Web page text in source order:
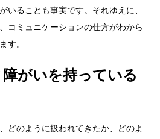
いることも事実です。それゆえに、
コミュニケーションの仕方がわから
す。
がいを持っている
どのように扱われてきたか、どのよ